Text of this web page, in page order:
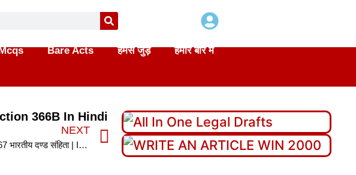
Bare Acts हमसे जुड़े हमारे बारे में
366B In Hindi
NEXT
IPC की धारा 367 | धारा 367 भारतीय दण्ड संहिता | IPC Section 367 In Hindi